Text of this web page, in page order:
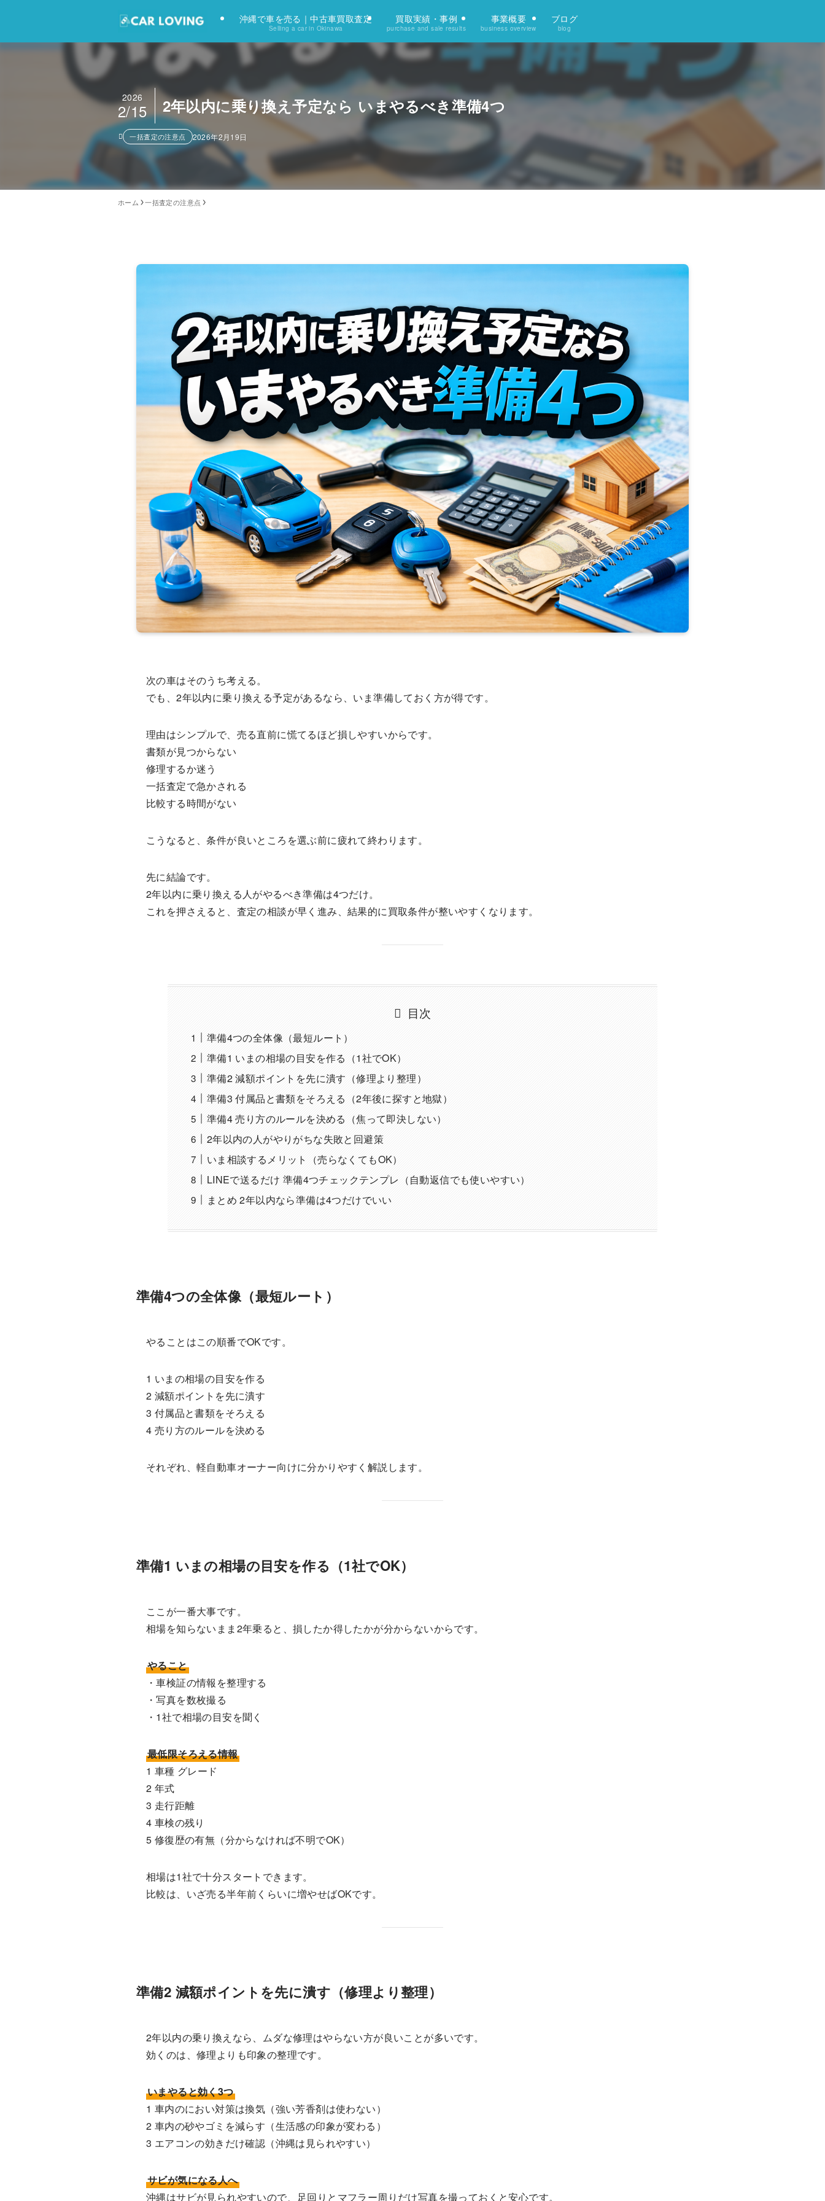
沖縄で車を売る｜中古車買取査定
Selling a car in Okinawa
買取実績・事例
purchase and sale results
事業概要
business overview
ブログ
blog
2年以内に乗り換え予定なら いまやるべき準備4つ
2026
2/15
一括査定の注意点 2026年2月19日
ホーム 一括査定の注意点
次の車はそのうち考える。
でも、2年以内に乗り換える予定があるなら、いま準備しておく方が得です。
理由はシンプルで、売る直前に慌てるほど損しやすいからです。
書類が見つからない
修理するか迷う
一括査定で急かされる
比較する時間がない
こうなると、条件が良いところを選ぶ前に疲れて終わります。
先に結論です。
2年以内に乗り換える人がやるべき準備は4つだけ。
これを押さえると、査定の相談が早く進み、結果的に買取条件が整いやすくなります。
目次
準備4つの全体像（最短ルート）
準備1 いまの相場の目安を作る（1社でOK）
準備2 減額ポイントを先に潰す（修理より整理）
準備3 付属品と書類をそろえる（2年後に探すと地獄）
準備4 売り方のルールを決める（焦って即決しない）
2年以内の人がやりがちな失敗と回避策
いま相談するメリット（売らなくてもOK）
LINEで送るだけ 準備4つチェックテンプレ（自動返信でも使いやすい）
まとめ 2年以内なら準備は4つだけでいい
準備4つの全体像（最短ルート）
やることはこの順番でOKです。
1 いまの相場の目安を作る
2 減額ポイントを先に潰す
3 付属品と書類をそろえる
4 売り方のルールを決める
それぞれ、軽自動車オーナー向けに分かりやすく解説します。
準備1 いまの相場の目安を作る（1社でOK）
ここが一番大事です。
相場を知らないまま2年乗ると、損したか得したかが分からないからです。
やること
・車検証の情報を整理する
・写真を数枚撮る
・1社で相場の目安を聞く
最低限そろえる情報
1 車種 グレード
2 年式
3 走行距離
4 車検の残り
5 修復歴の有無（分からなければ不明でOK）
相場は1社で十分スタートできます。
比較は、いざ売る半年前くらいに増やせばOKです。
準備2 減額ポイントを先に潰す（修理より整理）
2年以内の乗り換えなら、ムダな修理はやらない方が良いことが多いです。
効くのは、修理よりも印象の整理です。
いまやると効く3つ
1 車内のにおい対策は換気（強い芳香剤は使わない）
2 車内の砂やゴミを減らす（生活感の印象が変わる）
3 エアコンの効きだけ確認（沖縄は見られやすい）
サビが気になる人へ
沖縄はサビが見られやすいので、足回りとマフラー周りだけ写真を撮っておくと安心です。